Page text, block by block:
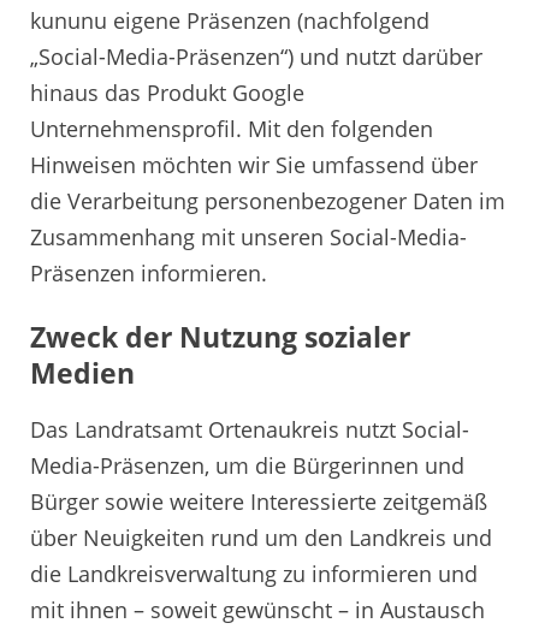
kununu eigene Präsenzen (nachfolgend
„Social-Media-Präsenzen“) und nutzt darüber
hinaus das Produkt Google
Unternehmensprofil. Mit den folgenden
Hinweisen möchten wir Sie umfassend über
die Verarbeitung personenbezogener Daten im
Zusammenhang mit unseren Social-Media-
Präsenzen informieren.
Zweck der Nutzung sozialer
Medien
Das Landratsamt Ortenaukreis nutzt Social-
Media-Präsenzen, um die Bürgerinnen und
Bürger sowie weitere Interessierte zeitgemäß
über Neuigkeiten rund um den Landkreis und
die Landkreisverwaltung zu informieren und
mit ihnen – soweit gewünscht – in Austausch